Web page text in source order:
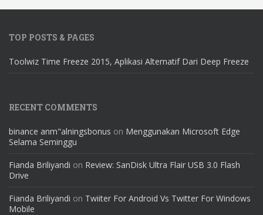
TOP POSTS & PAGES
Toolwiz Time Freeze 2015, Aplikasi Alternatif Dari Deep Freeze
RECENT COMMENTS
binance anm"alningsbonus on Menggunakan Microsoft Edge
Selama Seminggu
Fianda Briliyandi on Review: SanDisk Ultra Flair USB 3.0 Flash
Drive
Fianda Briliyandi on Twiiter For Android Vs Twitter For Windows
Mobile